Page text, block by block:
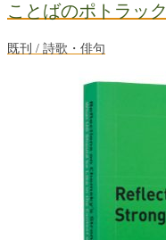
ことばのポトラック
既刊 / 詩歌・俳句